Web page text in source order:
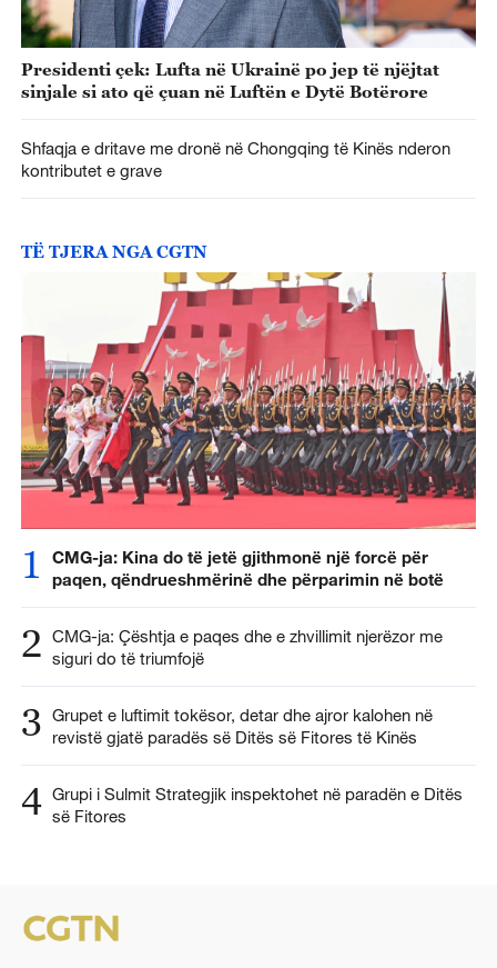
Presidenti çek: Lufta në Ukrainë po jep të njëjtat
sinjale si ato që çuan në Luftën e Dytë Botërore
Shfaqja e dritave me dronë në Chongqing të Kinës nderon
kontributet e grave
TË TJERA NGA CGTN
1
CMG-ja: Kina do të jetë gjithmonë një forcë për
paqen, qëndrueshmërinë dhe përparimin në botë
2 CMG-ja: Çështja e paqes dhe e zhvillimit njerëzor me
siguri do të triumfojë
3 Grupet e luftimit tokësor, detar dhe ajror kalohen në
revistë gjatë paradës së Ditës së Fitores të Kinës
4 Grupi i Sulmit Strategjik inspektohet në paradën e Ditës
së Fitores